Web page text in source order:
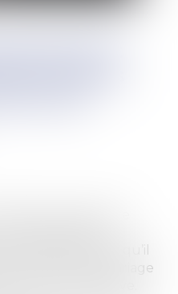
et
enfants
union.
époux peut être
une prestation
autant qu’il
la rupture du mariage
de vie respective.